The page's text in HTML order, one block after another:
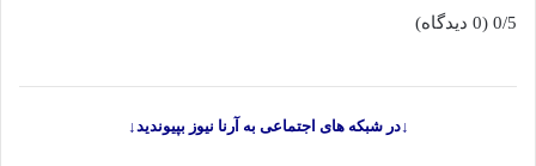
0/5 (0 دیدگاه)
↓در شبکه های اجتماعی به آرنا نیوز بپیوندید↓